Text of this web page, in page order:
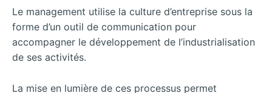
Le management utilise la culture d’entreprise sous la
forme d’un outil de communication pour
accompagner le développement de l’industrialisation
de ses activités.
La mise en lumière de ces processus permet